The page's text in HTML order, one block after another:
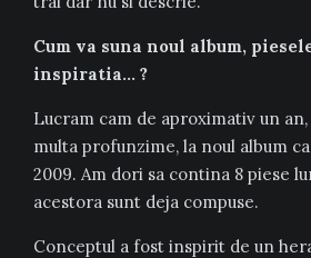
Cum va suna noul album,
inspiratia… ?
Lucram cam de aproximativ un
multa profunzime, la noul album
2009. Am dori sa contina 8 piese
acestora sunt deja compuse.
Conceptul a fost inspirit de un